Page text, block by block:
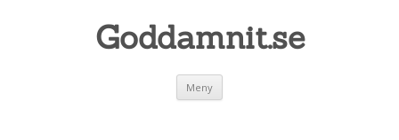
Goddamnit.se
Meny